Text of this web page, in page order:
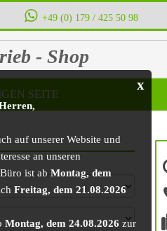
‭ ‭ ‭ ‭ +49 (0) 179 / 425 50 98
- Shop
x
auf unserer Website und
an unseren
ist abMontag, dem
Freitag, dem 21.08.2026
Montag, dem 24.08.2026 zur
SEITE